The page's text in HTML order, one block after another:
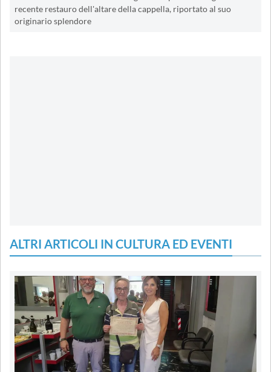
recente restauro dell'altare della cappella, riportato al suo
originario splendore
ALTRI ARTICOLI IN CULTURA ED EVENTI